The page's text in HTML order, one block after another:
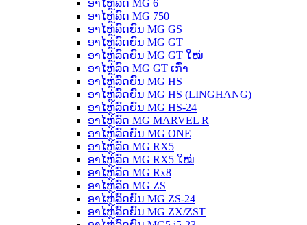
ອາໄຫຼ່ລົດ MG 6
ອາໄຫຼ່ລົດ MG 750
ອາໄຫຼ່ລົດຍົນ MG GS
ອາໄຫຼ່ລົດຍົນ MG GT
ອາໄຫຼ່ລົດຍົນ MG GT ໃໝ່
ອາໄຫຼ່ລົດ MG GT ເກົ່າ
ອາໄຫຼ່ລົດຍົນ MG HS
ອາໄຫຼ່ລົດຍົນ MG HS (LINGHANG)
ອາໄຫຼ່ລົດຍົນ MG HS-24
ອາໄຫຼ່ລົດ MG MARVEL R
ອາໄຫຼ່ລົດຍົນ MG ONE
ອາໄຫຼ່ລົດ MG RX5
ອາໄຫຼ່ລົດ MG RX5 ໃໝ່
ອາໄຫຼ່ລົດ MG Rx8
ອາໄຫຼ່ລົດ MG ZS
ອາໄຫຼ່ລົດຍົນ MG ZS-24
ອາໄຫຼ່ລົດຍົນ MG ZX/ZST